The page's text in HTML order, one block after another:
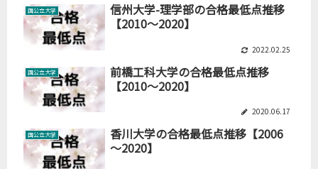
国公立大学
信州大学-理学部の合格最低点推移
【2010～2020】
2022.02.25
国公立大学
前橋工科大学の合格最低点推移
【2010～2020】
2020.06.17
国公立大学
香川大学の合格最低点推移【2006
～2020】